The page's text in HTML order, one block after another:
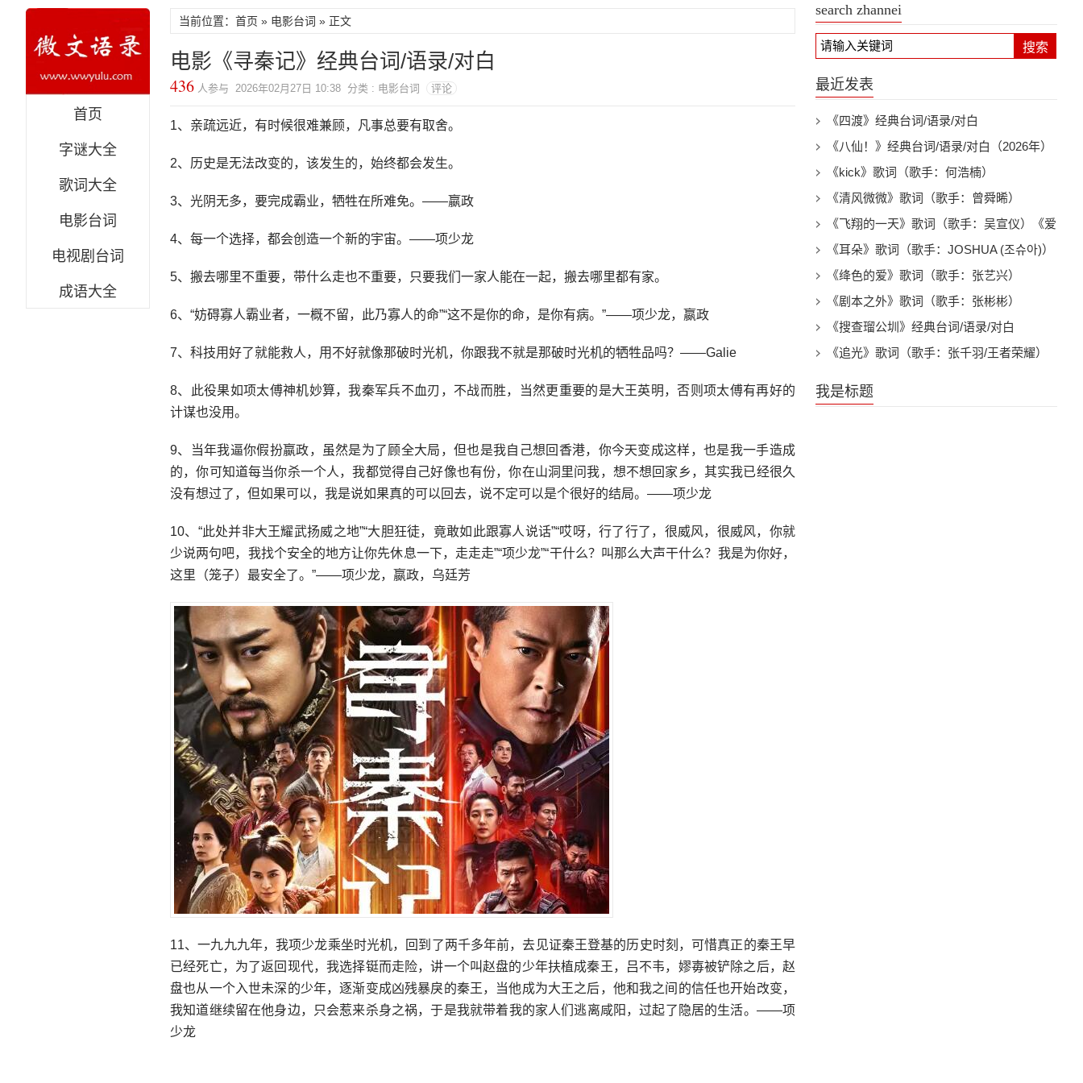
首页
字谜大全
歌词大全
电影台词
电视剧台词
成语大全
当前位置：首页 » 电影台词 » 正文
电影《寻秦记》经典台词/语录/对白
436 人参与 2026年02月27日 10:38 分类 : 电影台词 评论
1、亲疏远近，有时候很难兼顾，凡事总要有取舍。
2、历史是无法改变的，该发生的，始终都会发生。
3、光阴无多，要完成霸业，牺牲在所难免。——嬴政
4、每一个选择，都会创造一个新的宇宙。——项少龙
5、搬去哪里不重要，带什么走也不重要，只要我们一家人能在一起，搬去哪里都有家。
6、“妨碍寡人霸业者，一概不留，此乃寡人的命”“这不是你的命，是你有病。”——项少龙，嬴政
7、科技用好了就能救人，用不好就像那破时光机，你跟我不就是那破时光机的牺牲品吗？——Galie
8、此役果如项太傅神机妙算，我秦军兵不血刃，不战而胜，当然更重要的是大王英明，否则项太傅有再好的
计谋也没用。
9、当年我逼你假扮嬴政，虽然是为了顾全大局，但也是我自己想回香港，你今天变成这样，也是我一手造成
的，你可知道每当你杀一个人，我都觉得自己好像也有份，你在山洞里问我，想不想回家乡，其实我已经很久
没有想过了，但如果可以，我是说如果真的可以回去，说不定可以是个很好的结局。——项少龙
10、“此处并非大王耀武扬威之地”“大胆狂徒，竟敢如此跟寡人说话”“哎呀，行了行了，很威风，很威风，你就
少说两句吧，我找个安全的地方让你先休息一下，走走走”“项少龙”“干什么？叫那么大声干什么？我是为你好，
这里（笼子）最安全了。”——项少龙，嬴政，乌廷芳
11、一九九九年，我项少龙乘坐时光机，回到了两千多年前，去见证秦王登基的历史时刻，可惜真正的秦王早
已经死亡，为了返回现代，我选择铤而走险，讲一个叫赵盘的少年扶植成秦王，吕不韦，嫪毐被铲除之后，赵
盘也从一个入世未深的少年，逐渐变成凶残暴戾的秦王，当他成为大王之后，他和我之间的信任也开始改变，
我知道继续留在他身边，只会惹来杀身之祸，于是我就带着我的家人们逃离咸阳，过起了隐居的生活。——项
少龙
search zhannei
搜索
最近发表
《四渡》经典台词/语录/对白
《八仙！》经典台词/语录/对白（2026年）
《kick》歌词（歌手：何浩楠）
《清风微微》歌词（歌手：曾舜晞）
《飞翔的一天》歌词（歌手：吴宣仪）《爱
上另一个我》电视剧插曲
《耳朵》歌词（歌手：JOSHUA (조슈아)）
《绛色的爱》歌词（歌手：张艺兴）
《剧本之外》歌词（歌手：张彬彬）
《搜查瑠公圳》经典台词/语录/对白
《追光》歌词（歌手：张千羽/王者荣耀）
我是标题